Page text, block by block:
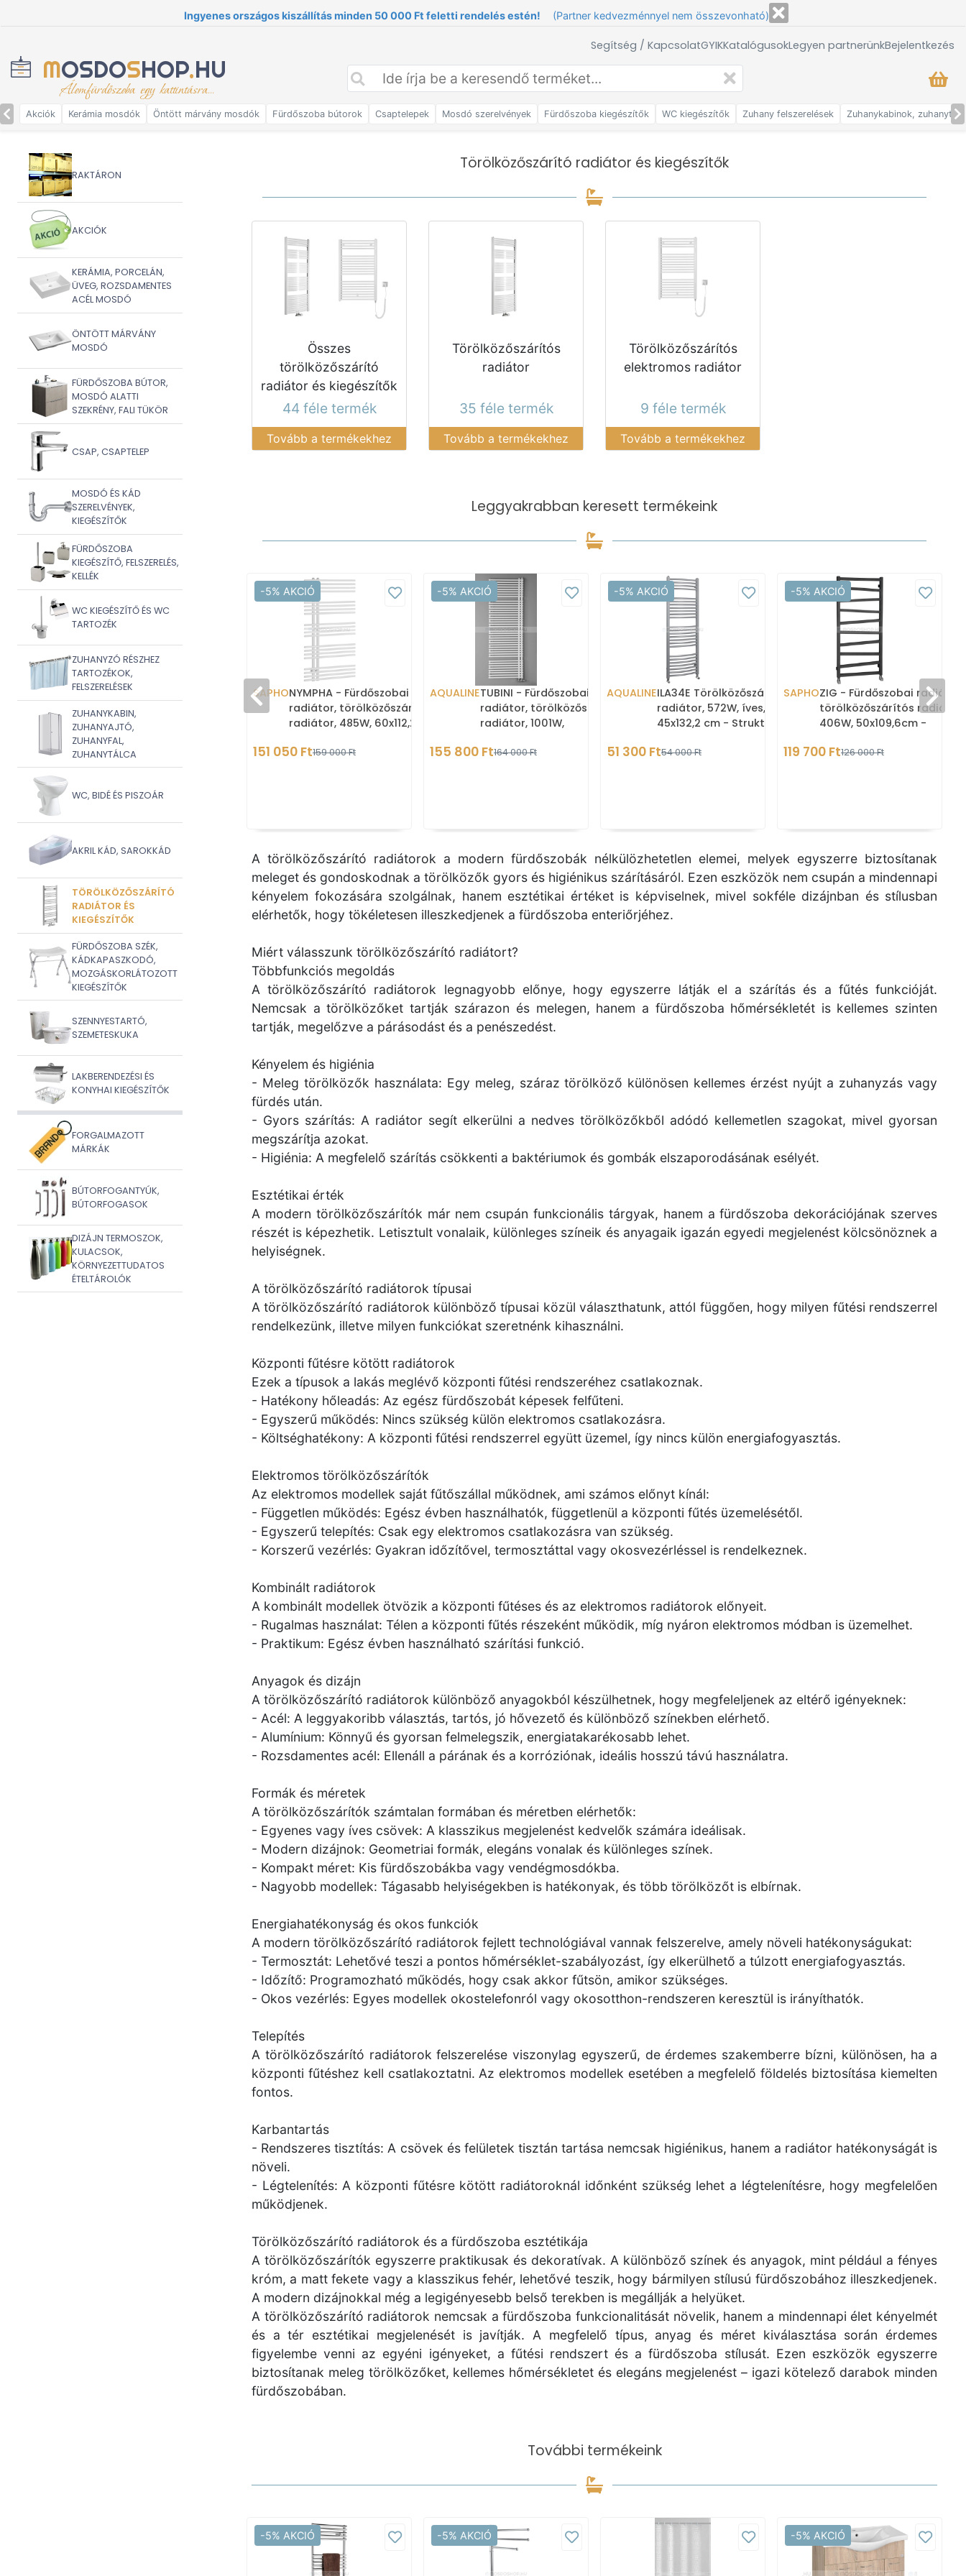
Ingyenes országos kiszállítás minden 50 000 Ft feletti rendelés estén! (Partner kedvezménnyel nem összevonható)
Segítség / KapcsolatGYIKKatalógusokLegyen partnerünkBejelentkezés
MOSDOSHOP.HU
Álomfürdőszoba egy kattintásra...
Akciók Kerámia mosdók Öntött márvány mosdók Fürdőszoba bútorok Csaptelepek Mosdó szerelvények Fürdőszoba kiegészítők WC kiegészítők Zuhany felszerelések Zuhanykabinok,
RAKTÁRON
AKCIÓK
KERÁMIA, PORCELÁN,
ÜVEG, ROZSDAMENTES
ACÉL MOSDÓ
ÖNTÖTT MÁRVÁNY
MOSDÓ
FÜRDŐSZOBA BÚTOR,
MOSDÓ ALATTI
SZEKRÉNY, FALI TÜKÖR
CSAP, CSAPTELEP
MOSDÓ ÉS KÁD
SZERELVÉNYEK,
KIEGÉSZÍTŐK
FÜRDŐSZOBA
KIEGÉSZÍTŐ, FELSZERELÉS,
KELLÉK
WC KIEGÉSZÍTŐ ÉS WC
TARTOZÉK
ZUHANYZÓ RÉSZHEZ
TARTOZÉKOK,
FELSZERELÉSEK
ZUHANYKABIN,
ZUHANYAJTÓ,
ZUHANYFAL,
ZUHANYTÁLCA
WC, BIDÉ ÉS PISZOÁR
AKRIL KÁD, SAROKKÁD
TÖRÖLKÖZŐSZÁRÍTÓ
RADIÁTOR ÉS
KIEGÉSZÍTŐK
FÜRDŐSZOBA SZÉK,
KÁDKAPASZKODÓ,
MOZGÁSKORLÁTOZOTT
KIEGÉSZÍTŐK
SZENNYESTARTÓ,
SZEMETESKUKA
LAKBERENDEZÉSI ÉS
KONYHAI KIEGÉSZÍTŐK
FORGALMAZOTT
MÁRKÁK
BÚTORFOGANTYÚK,
BÚTORFOGASOK
DIZÁJN TERMOSZOK,
KULACSOK,
KÖRNYEZETTUDATOS
ÉTELTÁROLÓK
Törölközőszárító radiátor és kiegészítők
Összes
törölközőszárító
radiátor és kiegészítők
44 féle termék
Tovább a termékekhez
Törölközőszárítós
radiátor
35 féle termék
Tovább a termékekhez
Törölközőszárítós
elektromos radiátor
9 féle termék
Tovább a termékekhez
Leggyakrabban keresett termékeink
-5% AKCIÓ
SAPHONYMPHA - Fürdőszobai
radiátor, törölközőszárítós
radiátor, 485W, 60x112,2cm,
151 050 Ft159 000 Ft
-5% AKCIÓ
AQUALINETUBINI - Fürdőszobai
radiátor, törölközőszárítós
radiátor, 1001W,
- Fehé
155 800 Ft164 000 Ft
-5% AKCIÓ
AQUALINEILA34E Törölközőszárítós
radiátor, 572W, íves,
45x132,2 cm - Strukturált
51 300 Ft54 000 Ft
-5% AKCIÓ
SAPHOZIG - Fürdőszobai radiátor,
törölközőszárítós radiátor
406W, 50x109,6cm -
119 700 Ft126 000 Ft
A törölközőszárító radiátorok a modern fürdőszobák nélkülözhetetlen elemei, melyek egyszerre biztosítanak
meleget és gondoskodnak a törölközők gyors és higiénikus szárításáról. Ezen eszközök nem csupán a mindennapi
kényelem fokozására szolgálnak, hanem esztétikai értéket is képviselnek, mivel sokféle dizájnban és stílusban
elérhetők, hogy tökéletesen illeszkedjenek a fürdőszoba enteriőrjéhez.
Miért válasszunk törölközőszárító radiátort?
Többfunkciós megoldás
A törölközőszárító radiátorok legnagyobb előnye, hogy egyszerre látják el a szárítás és a fűtés funkcióját.
Nemcsak a törölközőket tartják szárazon és melegen, hanem a fürdőszoba hőmérsékletét is kellemes szinten
tartják, megelőzve a párásodást és a penészedést.
Kényelem és higiénia
- Meleg törölközők használata: Egy meleg, száraz törölköző különösen kellemes érzést nyújt a zuhanyzás vagy
fürdés után.
- Gyors szárítás: A radiátor segít elkerülni a nedves törölközőkből adódó kellemetlen szagokat, mivel gyorsan
megszárítja azokat.
- Higiénia: A megfelelő szárítás csökkenti a baktériumok és gombák elszaporodásának esélyét.
Esztétikai érték
A modern törölközőszárítók már nem csupán funkcionális tárgyak, hanem a fürdőszoba dekorációjának szerves
részét is képezhetik. Letisztult vonalaik, különleges színeik és anyagaik igazán egyedi megjelenést kölcsönöznek a
helyiségnek.
A törölközőszárító radiátorok típusai
A törölközőszárító radiátorok különböző típusai közül választhatunk, attól függően, hogy milyen fűtési rendszerrel
rendelkezünk, illetve milyen funkciókat szeretnénk kihasználni.
Központi fűtésre kötött radiátorok
Ezek a típusok a lakás meglévő központi fűtési rendszeréhez csatlakoznak.
- Hatékony hőleadás: Az egész fürdőszobát képesek felfűteni.
- Egyszerű működés: Nincs szükség külön elektromos csatlakozásra.
- Költséghatékony: A központi fűtési rendszerrel együtt üzemel, így nincs külön energiafogyasztás.
Elektromos törölközőszárítók
Az elektromos modellek saját fűtőszállal működnek, ami számos előnyt kínál:
- Független működés: Egész évben használhatók, függetlenül a központi fűtés üzemelésétől.
- Egyszerű telepítés: Csak egy elektromos csatlakozásra van szükség.
- Korszerű vezérlés: Gyakran időzítővel, termosztáttal vagy okosvezérléssel is rendelkeznek.
Kombinált radiátorok
A kombinált modellek ötvözik a központi fűtéses és az elektromos radiátorok előnyeit.
- Rugalmas használat: Télen a központi fűtés részeként működik, míg nyáron elektromos módban is üzemelhet.
- Praktikum: Egész évben használható szárítási funkció.
Anyagok és dizájn
A törölközőszárító radiátorok különböző anyagokból készülhetnek, hogy megfeleljenek az eltérő igényeknek:
- Acél: A leggyakoribb választás, tartós, jó hővezető és különböző színekben elérhető.
- Alumínium: Könnyű és gyorsan felmelegszik, energiatakarékosabb lehet.
- Rozsdamentes acél: Ellenáll a párának és a korróziónak, ideális hosszú távú használatra.
Formák és méretek
A törölközőszárítók számtalan formában és méretben elérhetők:
- Egyenes vagy íves csövek: A klasszikus megjelenést kedvelők számára ideálisak.
- Modern dizájnok: Geometriai formák, elegáns vonalak és különleges színek.
- Kompakt méret: Kis fürdőszobákba vagy vendégmosdókba.
- Nagyobb modellek: Tágasabb helyiségekben is hatékonyak, és több törölközőt is elbírnak.
Energiahatékonyság és okos funkciók
A modern törölközőszárító radiátorok fejlett technológiával vannak felszerelve, amely növeli hatékonyságukat:
- Termosztát: Lehetővé teszi a pontos hőmérséklet-szabályozást, így elkerülhető a túlzott energiafogyasztás.
- Időzítő: Programozható működés, hogy csak akkor fűtsön, amikor szükséges.
- Okos vezérlés: Egyes modellek okostelefonról vagy okosotthon-rendszeren keresztül is irányíthatók.
Telepítés
A törölközőszárító radiátorok felszerelése viszonylag egyszerű, de érdemes szakemberre bízni, különösen, ha a
központi fűtéshez kell csatlakoztatni. Az elektromos modellek esetében a megfelelő földelés biztosítása kiemelten
fontos.
Karbantartás
- Rendszeres tisztítás: A csövek és felületek tisztán tartása nemcsak higiénikus, hanem a radiátor hatékonyságát is
növeli.
- Légtelenítés: A központi fűtésre kötött radiátoroknál időnként szükség lehet a légtelenítésre, hogy megfelelően
működjenek.
Törölközőszárító radiátorok és a fürdőszoba esztétikája
A törölközőszárítók egyszerre praktikusak és dekoratívak. A különböző színek és anyagok, mint például a fényes
króm, a matt fekete vagy a klasszikus fehér, lehetővé teszik, hogy bármilyen stílusú fürdőszobához illeszkedjenek.
A modern dizájnokkal még a legigényesebb belső terekben is megállják a helyüket.
A törölközőszárító radiátorok nemcsak a fürdőszoba funkcionalitását növelik, hanem a mindennapi élet kényelmét
és a tér esztétikai megjelenését is javítják. A megfelelő típus, anyag és méret kiválasztása során érdemes
figyelembe venni az egyéni igényeket, a fűtési rendszert és a fürdőszoba stílusát. Ezen eszközök egyszerre
biztosítanak meleg törölközőket, kellemes hőmérsékletet és elegáns megjelenést – igazi kötelező darabok minden
fürdőszobában.
További termékeink
-5% AKCIÓ -5% AKCIÓ -5% AKCIÓ